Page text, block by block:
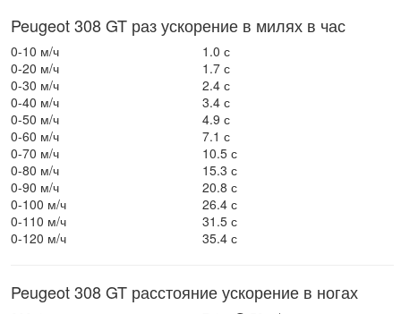
Peugeot 308 GT раз ускорение в милях в час
0-10 м/ч
1.0 с
0-20 м/ч
1.7 с
0-30 м/ч
2.4 с
0-40 м/ч
3.4 с
0-50 м/ч
4.9 с
0-60 м/ч
7.1 с
0-70 м/ч
10.5 с
0-80 м/ч
15.3 с
0-90 м/ч
20.8 с
0-100 м/ч
26.4 с
0-110 м/ч
31.5 с
0-120 м/ч
35.4 с
Peugeot 308 GT расстояние ускорение в ногах